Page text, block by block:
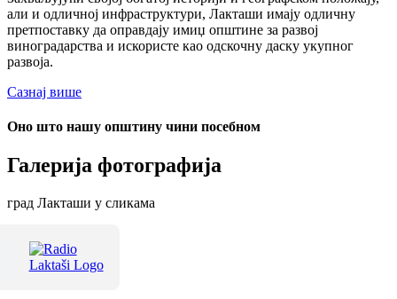
али и одличној инфраструктури, Лакташи имају одличну
претпоставку да оправдају имиџ општине за развој
виноградарства и искористе као одскочну даску укупног
развоја.
Сазнај више
Оно што нашу општину чини посебном
Галерија фотографија
град Лакташи у сликама
Терме Лакташи